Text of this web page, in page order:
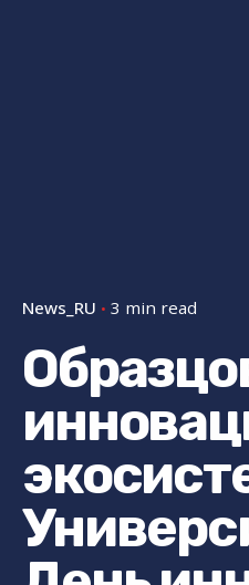
News_RU 3 min read